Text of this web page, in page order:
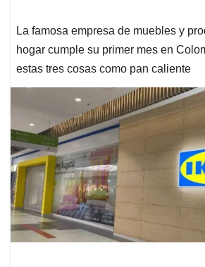
La famosa empresa de muebles y
hogar cumple su primer mes en
estas tres cosas como pan caliente